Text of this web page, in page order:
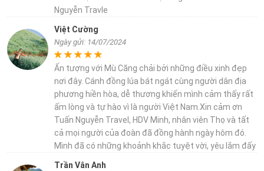
Nguyễn Travle
Việt Cường
Ngày gửi: 14/07/2024
Ấn tượng với Mù Căng chải bởi những điều xinh đẹp
nơi đây. Cánh đồng lúa bát ngát cùng người dân địa
phương hiền hòa, dễ thương khiến mình cảm thấy rất
ấm lòng và tự hào vì là người Việt Nam.Xin cảm ơn
Tuấn Nguyễn Travel, HDV Minh, nhân viên Thọ và tất
cả mọi người của đoàn đã đồng hành ngày hôm đó.
Mình đã có những khoảnh khắc tuyệt vời, yêu lắm đấy
Trần Vân Anh